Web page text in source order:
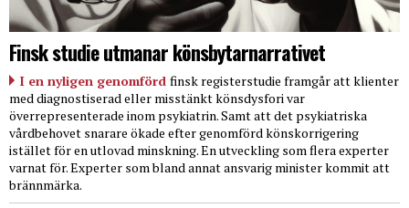
Finsk studie utmanar könsbytarnarrativet
I en nyligen genomförd finsk registerstudie framgår att klienter
med diagnostiserad eller misstänkt könsdysfori var
överrepresenterade inom psykiatrin. Samt att det psykiatriska
vårdbehovet snarare ökade efter genomförd könskorrigering
istället för en utlovad minskning. En utveckling som flera experter
varnat för. Experter som bland annat ansvarig minister kommit att
brännmärka.